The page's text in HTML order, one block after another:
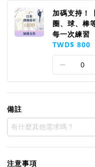
加碼支持！
圈、球、棒
每一次練習
TWD$ 800
0
備註
注意事項